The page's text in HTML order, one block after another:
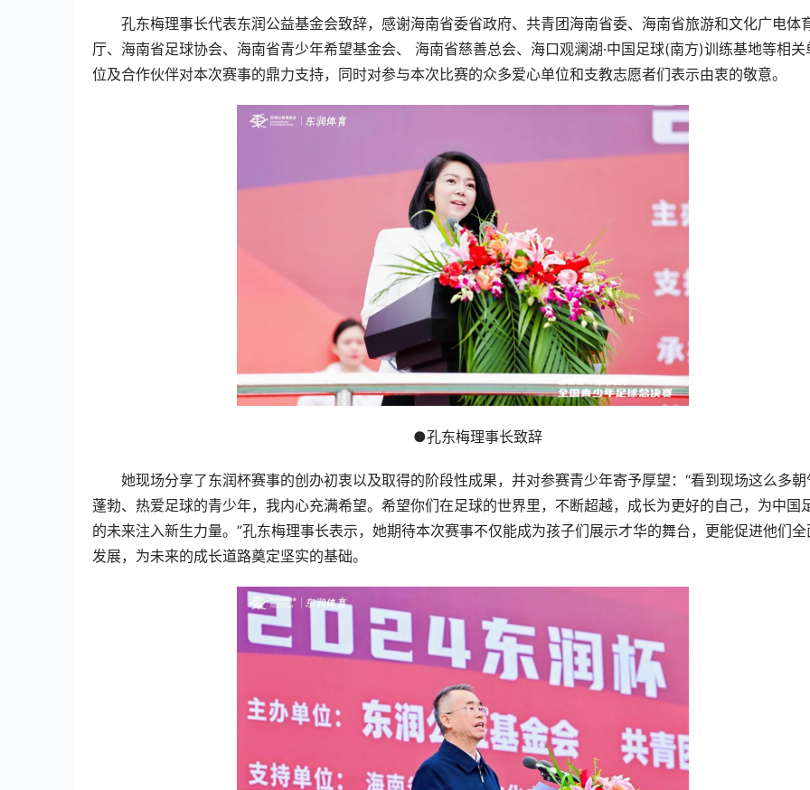
孔东梅理事长代表东润公益基金会致辞，感谢海南省委省政府、共⻘团海南省委、海南省旅游和文化广电体
厅、海南省足球协会、海南省⻘少年希望基金会、 海南省慈善总会、海口观澜湖·中国足球(南方)训练基地等相关
位及合作伙伴对本次赛事的鼎力支持，同时对参与本次比赛的众多爱心单位和支教志愿者们表示由衷的敬意。
●孔东梅理事长致辞
她现场分享了东润杯赛事的创办初衷以及取得的阶段性成果，并对参赛青少年寄予厚望：“看到现场这么多朝
蓬勃、热爱足球的⻘少年，我内心充满希望。希望你们在足球的世界里，不断超越，成⻓为更好的自己，为中国
的未来注入新生力量。”孔东梅理事长表示，她期待本次赛事不仅能成为孩子们展示才华的舞台，更能促进他们全
发展，为未来的成长道路奠定坚实的基础。